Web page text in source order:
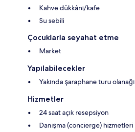
Kahve dükkânı/kafe
Su sebili
Çocuklarla seyahat etme
Market
Yapılabilecekler
Yakında şaraphane turu olanağı
Hizmetler
24 saat açık resepsiyon
Danışma (concierge) hizmetleri